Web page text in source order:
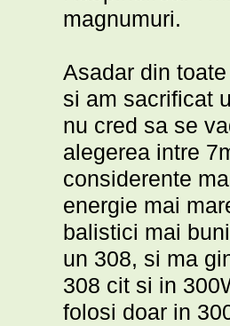
magnumuri.
Asadar din
si am sacrificat
nu cred sa se
alegerea intre
considerente
energie mai
balistici mai
un 308, si ma
308 cit si in
folosi doar in